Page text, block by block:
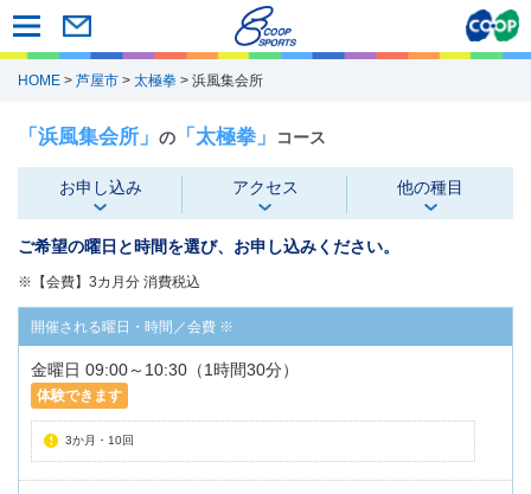
HOME > 芦屋市 > 太極拳 > 浜風集会所
「浜風集会所」 の 「太極拳」 コース
お申し込み アクセス 他の種目
ご希望の曜日と時間を選び、お申し込みください。
※【会費】3カ月分 消費税込
金曜日 09:00～10:30（1時間30分）
体験できます
3か月・10回